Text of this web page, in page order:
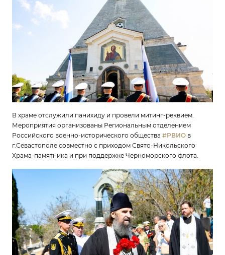
В храме отслужили панихиду и провели митинг-реквием.
Мероприятия организованы Региональным отделением
Российского военно-исторического общества #РВИО в
г.Севастополе совместно с приходом Свято-Никольского
Храма-памятника и при поддержке Черноморского флота.